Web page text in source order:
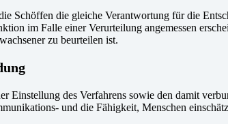
Schöffen die gleiche Verantwortung für die
im Falle einer Verurteilung angemessen
zu beurteilen ist.
des Verfahrens sowie den damit
und die Fähigkeit, Menschen